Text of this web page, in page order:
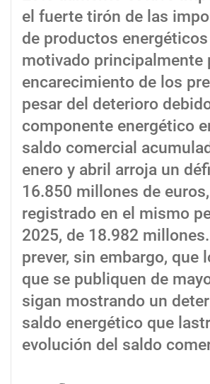
el fuerte tirón de las
de productos energéticos
motivado principalmente
encarecimiento de los
pesar del deterioro
componente energético
saldo comercial
enero y abril arroja un
16.850 millones de
registrado en el mismo
2025, de 18.982
prever, sin embargo, que
que se publiquen de
sigan mostrando un
saldo energético que
evolución del saldo